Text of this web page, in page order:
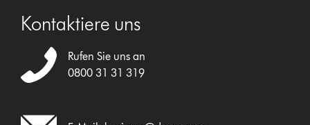
Kontaktiere uns
Rufen Sie uns an
0800 31 31 319